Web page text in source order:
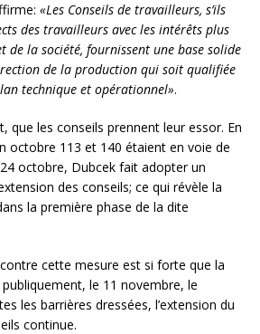
«Les Conseils de travailleurs, s’ils
des travailleurs avec les intérêts plus
de la société, fournissent une base solide
de la production qui soit qualifiée
technique et opérationnel».
que les conseils prennent leur essor. En
octobre 113 et 140 étaient en voie de
octobre, Dubcek fait adopter un
des conseils; ce qui révèle la
la première phase de la dite
cette mesure est si forte que la
le 11 novembre, le
les barrières dressées, l’extension du
continue.